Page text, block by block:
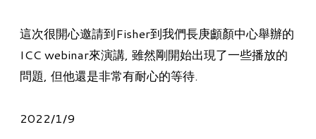
這次很開心邀請到Fisher到我們長庚顱顏中心舉辦的
ICC webinar來演講, 雖然剛開始出現了一些播放的
問題, 但他還是非常有耐心的等待.
​2022/1/9